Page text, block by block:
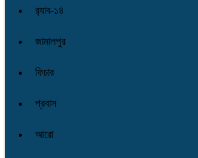
র‌্যাব-১৪
জামালপুর
ফিচার
প্রবাস
আরো